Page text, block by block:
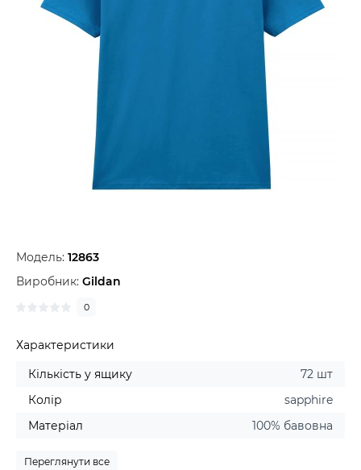
Модель: 12863
Виробник: Gildan
0
Характеристики
Кількість у ящику
72 шт
Колір
sapphire
Матеріал
100% бавовна
Переглянути все